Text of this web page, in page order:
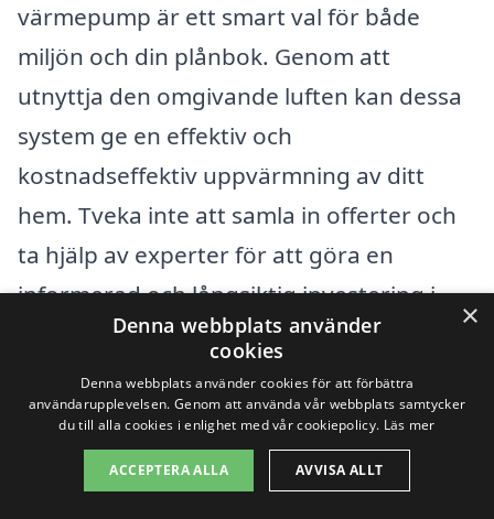
värmepump är ett smart val för både
miljön och din plånbok. Genom att
utnyttja den omgivande luften kan dessa
system ge en effektiv och
kostnadseffektiv uppvärmning av ditt
hem. Tveka inte att samla in offerter och
ta hjälp av experter för att göra en
informerad och långsiktig investering i
ditt hem.
Få 3 erbjudanden, gratis och utan
förpliktelser
×
Denna webbplats använder
cookies
Denna webbplats använder cookies för att förbättra
användarupplevelsen. Genom att använda vår webbplats samtycker
du till alla cookies i enlighet med vår cookiepolicy. Läs mer
ACCEPTERA ALLA AVVISA ALLT